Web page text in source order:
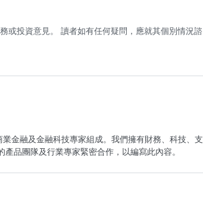
或投資意見。 讀者如有任何疑問，應就其個別情況諮
金融及金融科技專家組成。我們擁有財務、科技、支
品團隊及行業專家緊密合作，以編寫此內容。